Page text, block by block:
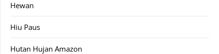
Hewan
Hiu Paus
Hutan Hujan Amazon